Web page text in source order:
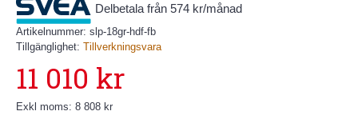
Delbetala från 574 kr/månad
Artikelnummer: slp-18gr-hdf-fb
Tillgänglighet: Tillverkningsvara
11 010 kr
Exkl moms: 8 808 kr